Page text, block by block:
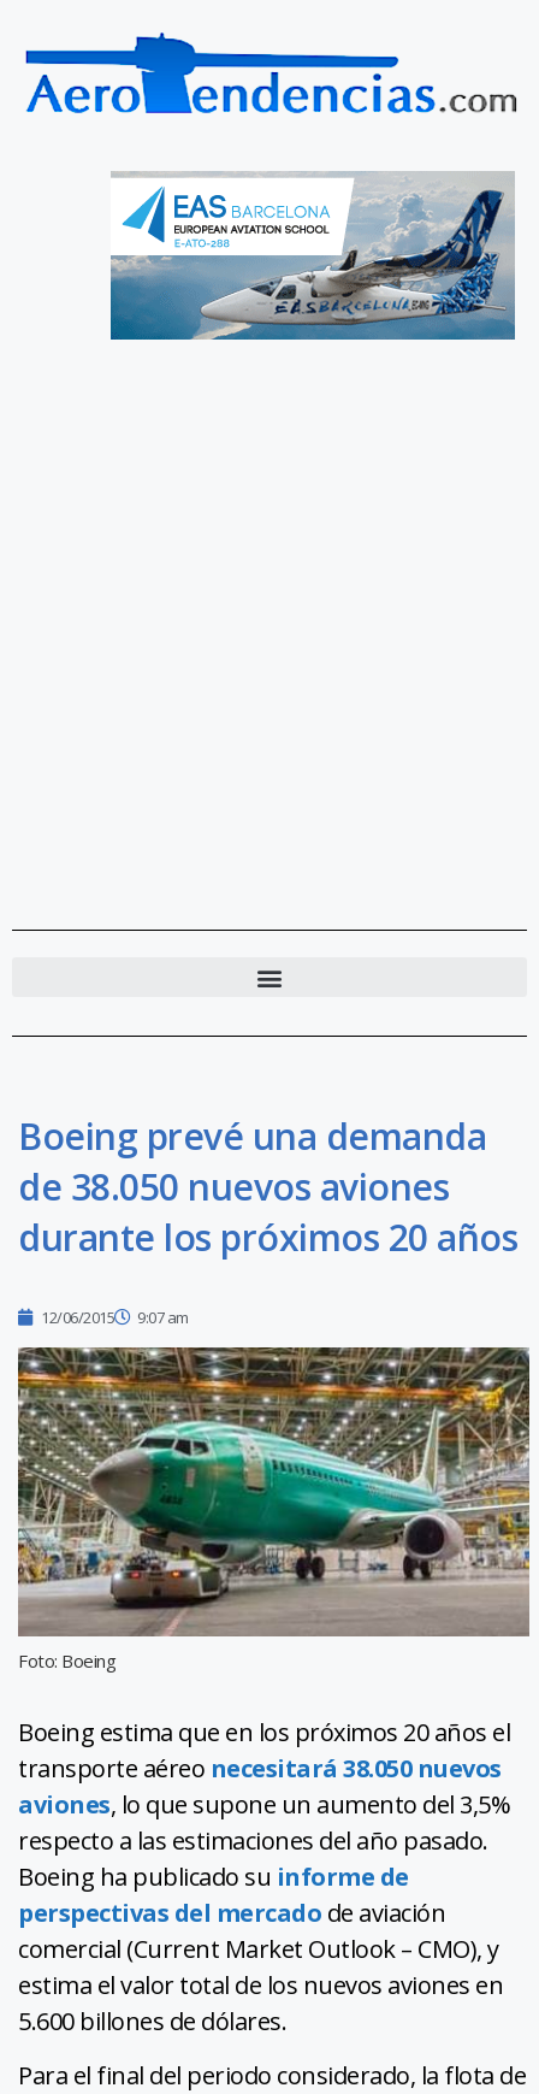
Boeing prevé una demanda
de 38.050 nuevos aviones
durante los próximos 20 años
12/06/2015 9:07 am
Foto: Boeing
Boeing estima que en los próximos 20 años el
transporte aéreo necesitará 38.050 nuevos
aviones, lo que supone un aumento del 3,5%
respecto a las estimaciones del año pasado.
Boeing ha publicado su informe de
perspectivas del mercado de aviación
comercial (Current Market Outlook – CMO), y
estima el valor total de los nuevos aviones en
5.600 billones de dólares.
Para el final del periodo considerado, la flota de